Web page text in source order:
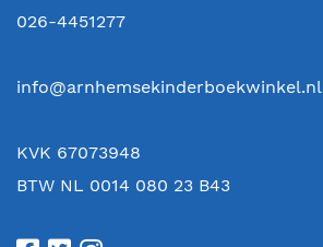
026-4451277
info@arnhemsekinderboekwinkel.nl
KVK 67073948
BTW NL 0014 080 23 B43